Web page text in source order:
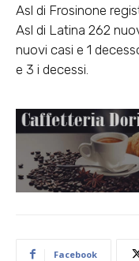
Asl di Frosinone
Asl di Latina 262
nuovi casi e 1
e 3 i decessi.
Facebook